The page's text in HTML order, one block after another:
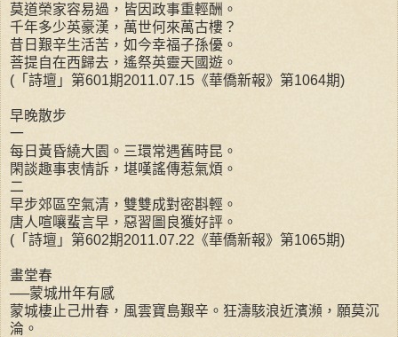
莫道榮家容易過，皆因政事重輕酬。
千年多少英豪漢，萬世何來萬古樓？
昔日艱辛生活苦，如今幸福子孫優。
菩提自在西歸去，遙祭英靈天國遊。
(「詩壇」第601期2011.07.15《華僑新報》第1064期)
早晚散步
一
每日黃昏繞大園。三環常遇舊時昆。
閑談趣事衷情訴，堪嘆謠傳惹氣煩。
二
早步郊區空氣清，雙雙成對密斟輕。
唐人喧嚷蜚言早，惡習圖良獲好評。
(「詩壇」第602期2011.07.22《華僑新報》第1065期)
畫堂春
──蒙城卅年有感
蒙城棲止己卅春，風雲寶島艱辛。狂濤駭浪近濱瀕，願莫沉
淪。